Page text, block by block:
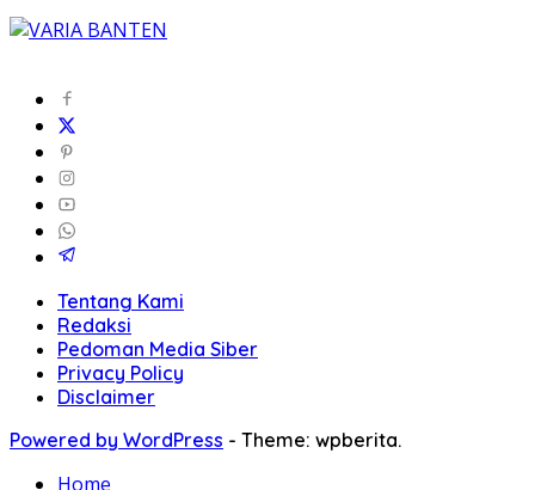
Tentang Kami
Redaksi
Pedoman Media Siber
Privacy Policy
Disclaimer
Powered by WordPress - Theme: wpberita.
Home